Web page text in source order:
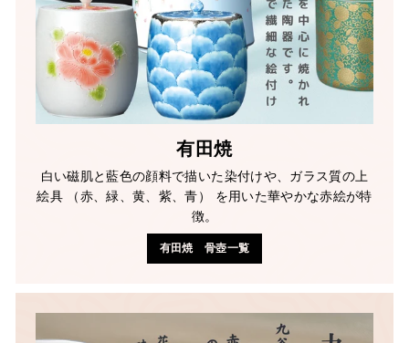
有田焼
白い磁肌と藍色の顔料で描いた染付けや、ガラス質の上
絵具 （赤、緑、黄、紫、青） を用いた華やかな赤絵が特
徴。
有田焼 骨壺一覧